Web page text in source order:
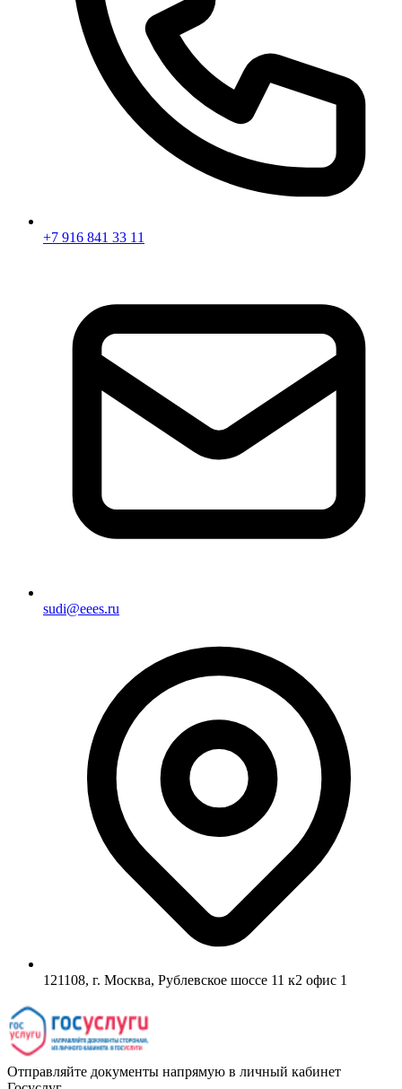
+7 916 841 33 11
sudi@eees.ru
121108, г. Москва, Рублевское шоссе 11 к2 офис 1
Отправляйте документы напрямую в личный кабинет